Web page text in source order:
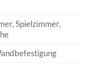
Spielzimmer,